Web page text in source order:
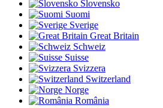
Slovensko
Suomi
Sverige
Great Britain
Schweiz
Suisse
Svizzera
Switzerland
Norge
România